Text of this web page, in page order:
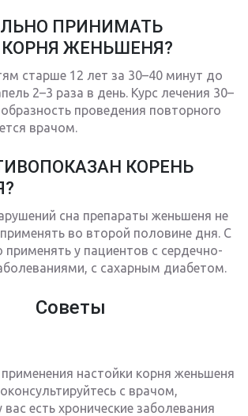
ПРИНИМАТЬ
ЖЕНЬШЕНЯ?
старше 12 лет за 30–40 минут до
2–3 раза в день. Курс лечения 30–
проведения повторного
врачом.
КОРЕНЬ
сна препараты женьшеня не
во второй половине дня. С
у пациентов с сердечно-
с сахарным диабетом.
Советы
настойки корня женьшеня
с врачом,
вас есть хронические заболевания